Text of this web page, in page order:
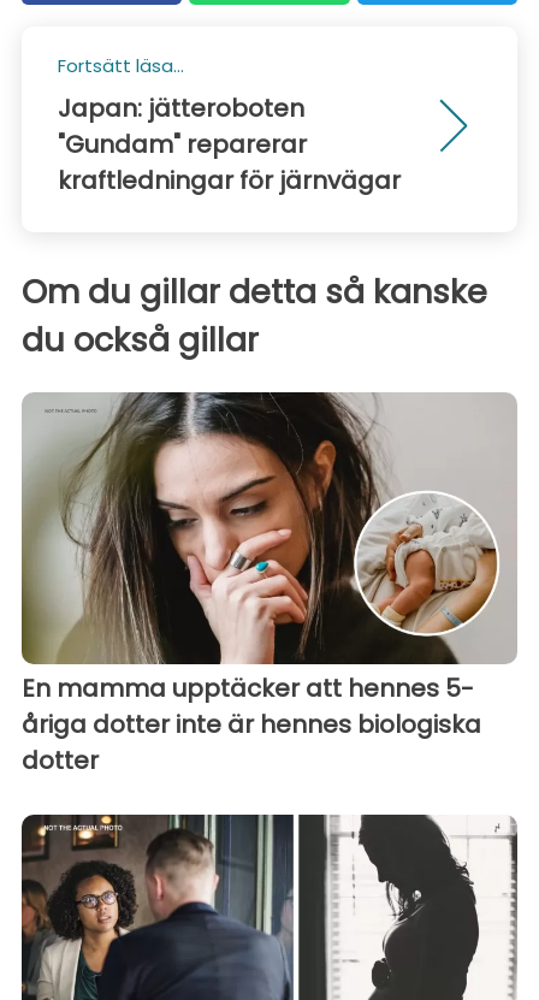
Fortsätt läsa...
Japan: jätteroboten
"Gundam" reparerar
kraftledningar för järnvägar
Om du gillar detta så kanske
du också gillar
En mamma upptäcker att hennes 5-
åriga dotter inte är hennes biologiska
dotter